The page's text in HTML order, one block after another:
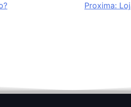
Proxima: